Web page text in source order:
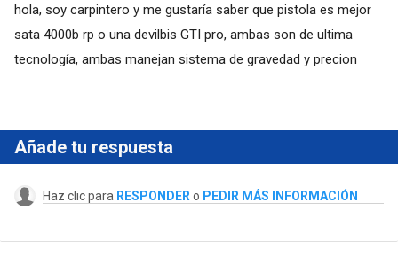
hola, soy carpintero y me gustaría saber que pistola es mejor
sata 4000b rp o una devilbis GTI pro, ambas son de ultima
tecnología, ambas manejan sistema de gravedad y precion
Añade tu respuesta
Haz clic para RESPONDER o PEDIR MÁS INFORMACIÓN